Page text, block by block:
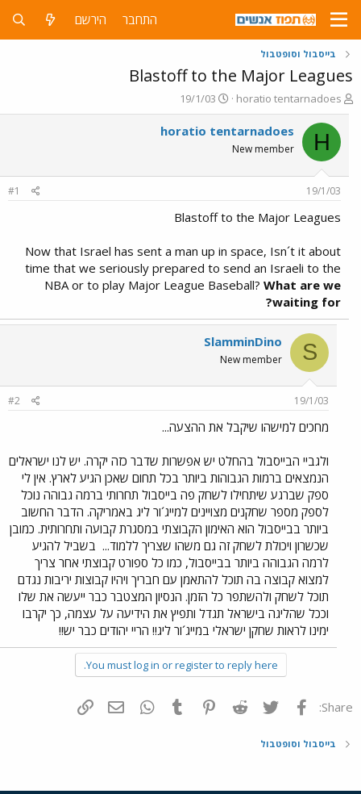
התחבר הירשם
בייסבול וסופטבול
Blastoff to the Major Leagues
פ
ו
ת
ח
ה
ש
א
horatio tentarnadoes
פ
ו
ר
ר
19/1/03
H
horatio tentarnadoes
New member
19/1/03
#1
Blastoff to the Major Leagues
Now that Israel has sent a man up in space, Isn´t it about
time that we seriously prepared to send an Israeli to the
NBA or to play Major League Baseball? What are we
waiting for?
S
SlamminDino
New member
19/1/03
#2
מחכים למישהו שיקבל את ההצעה...
ולגביי הבייסבול בהחלט יש אפשרות שדבר כזה יקרה. יש לנו ישראלים
הנמצאים ברמות הגבוהות ביותר בכל תחום שאכן הגיע לארץ. אין לי
ספק שברגע שיתחילו לשחק פה בייסבול תחרותי ברמה גבוהה נוכל
לספק מספר שחקנים מצויינים למייג´ור ליג באמריקה. הדבר החשוב
ביותר בבייסבול הוא האימון הקבוצתי במסגרת קבועה ותחרותית. כמובן
שכשרון ויכולת לשחק זה גם משהו שצריך ללמוד... בשביל להגיע
לרמה הגבוהה ביותר בבייסבול, כמו כל ספורט קבוצתי אחר צריך
למצוא קבוצה בה תוכל להתאמן עם חבריך ויהיו קבוצות יריבות נגדם
תוכל לשחק ולהשתפר כל הזמן. הנסיון המצטבר כבר ייעשה את שלו
וככל שהליגה בישראל תגדל ותפיץ את הידיעה על עצמה, כך יקרבו
ימינו לראות שחקן ישראלי במייג´ור ליג!! הריי יהודים כבר יש!!
You must log in or register to reply here.
Share: פייסבוק Twitter
Reddit
Pinterest
Tumblr
WhatsAppדואר אלקטרוני
בייסבול וסופטבול